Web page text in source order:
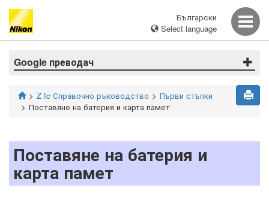
Български
Select language
Google преводач
Z fc Справочно ръководство
Първи стъпки
Поставяне на батерия и карта памет
Поставяне на батерия и
карта памет